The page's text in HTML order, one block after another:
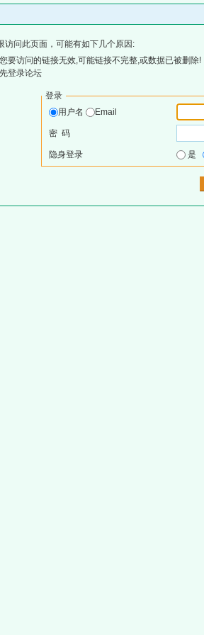
访问此页面，可能有如下几个原因:
要访问的链接无效,可能链接不完整,或数据已被删除!
登录论坛
登录
用户名
Email
密 码
隐身登录 是